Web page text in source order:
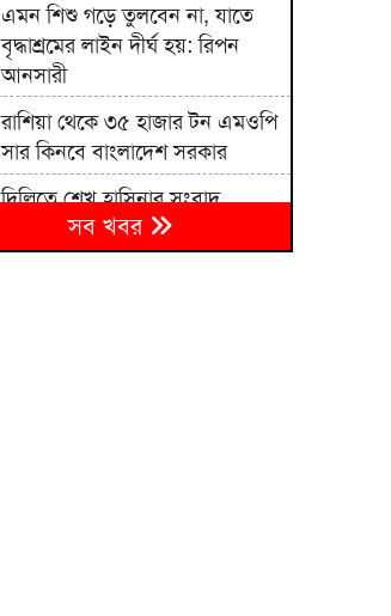
এমন শিশু গড়ে তুলবেন না, যাতে
বৃদ্ধাশ্রমের লাইন দীর্ঘ হয়: রিপন
আনসারী
রাশিয়া থেকে ৩৫ হাজার টন এমওপি
সার কিনবে বাংলাদেশ সরকার
দিল্লিতে শেখ হাসিনার সংবাদ
সম্মেলন দেশের সার্বভৌমত্বের প্রতি
হুমকি: এনসিপি
সব খবর